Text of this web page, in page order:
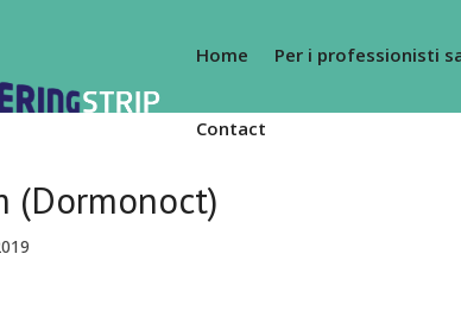
Home Per i professionisti
Contact
(Dormonoct)